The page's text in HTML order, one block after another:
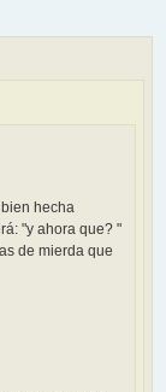
hecha
"y ahora que? "
de mierda que